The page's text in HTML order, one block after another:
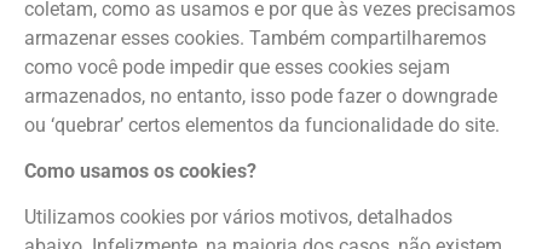
coletam, como as usamos e por que às vezes precisamos
armazenar esses cookies. Também compartilharemos
como você pode impedir que esses cookies sejam
armazenados, no entanto, isso pode fazer o downgrade
ou ‘quebrar’ certos elementos da funcionalidade do site.
Como usamos os cookies?
Utilizamos cookies por vários motivos, detalhados